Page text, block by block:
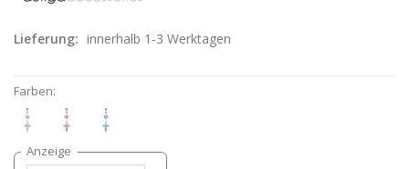
Lieferung: innerhalb 1-3 Werktagen
Farben: